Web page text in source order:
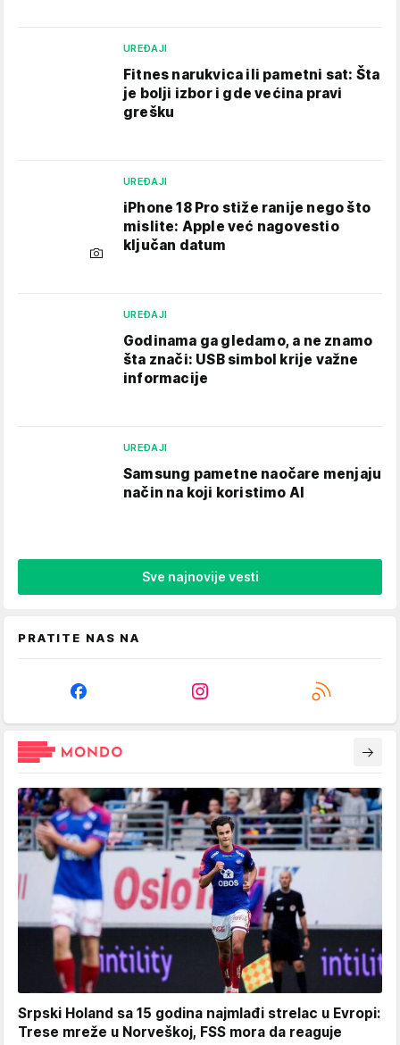
UREĐAJI
Fitnes narukvica ili pametni sat: Šta
je bolji izbor i gde većina pravi
grešku
UREĐAJI
iPhone 18 Pro stiže ranije nego što
mislite: Apple već nagovestio
ključan datum
UREĐAJI
Godinama ga gledamo, a ne znamo
šta znači: USB simbol krije važne
informacije
UREĐAJI
Samsung pametne naočare menjaju
način na koji koristimo AI
Sve najnovije vesti
PRATITE NAS NA
Srpski Holand sa 15 godina najmlađi strelac u Evropi:
Trese mreže u Norveškoj, FSS mora da reaguje